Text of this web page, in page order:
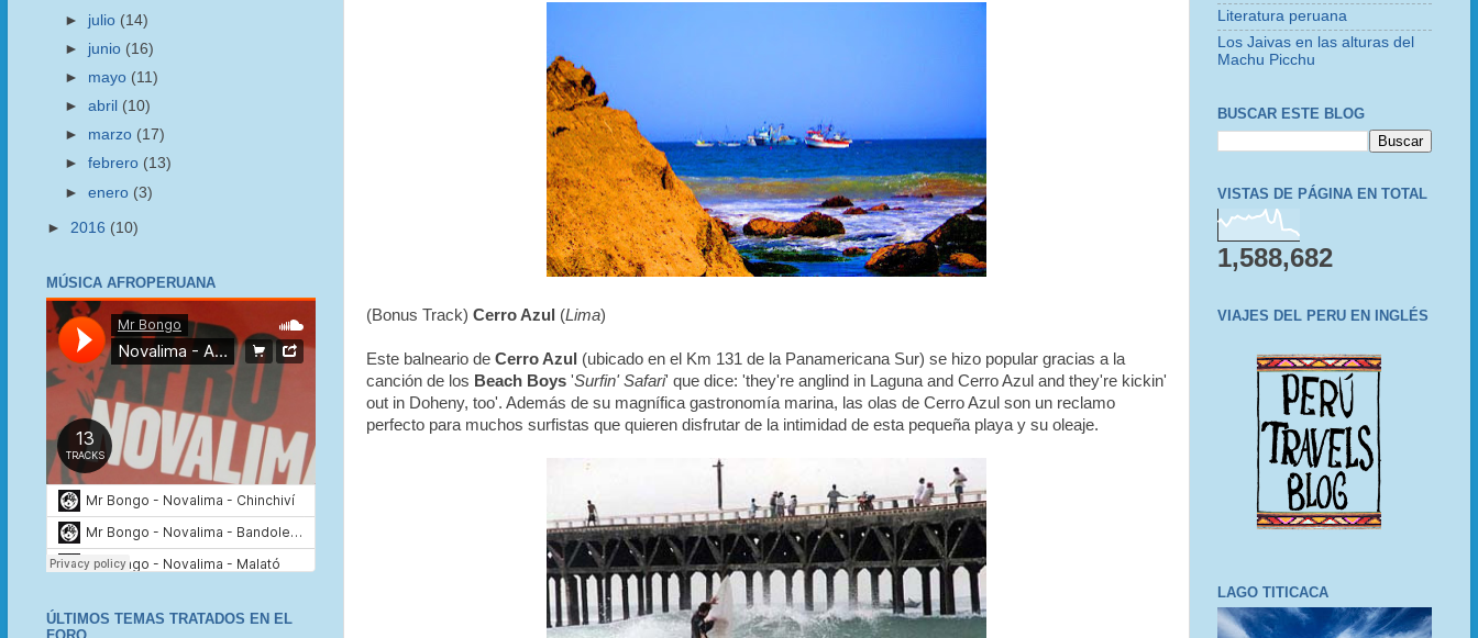
(Bonus Track) Cerro Azul (Lima)
Este balneario de Cerro Azul
(ubicado en el Km 131 de la Panamericana Sur) se hizo popular gracias a la
canción de los Beach Boys 'Surfin' Safari' que dice: 'they're anglind in Laguna and Cerro Azul and they're kickin'
out in Doheny, too'. Además de su magnífica gastronomía marina, las olas de Cerro Azul son un reclamo
perfecto para muchos surfistas que quieren disfrutar de la intimidad de esta pequeña playa y su oleaje.
► julio (14)
► junio (16)
► mayo (11)
►abril (10)
► marzo (17)
►febrero (13)
►enero (3)
► 2016 (10)
MÚSICA AFROPERUANA
ÚLTIMOS TEMAS TRATADOS EN EL
Literatura peruana
Los Jaivas en las alturas del
Machu Picchu
BUSCAR ESTE BLOG
VISTAS DE PÁGINA EN TOTAL
1,588,682
VIAJES DEL PERU EN INGLÉS
LAGO TITICACA